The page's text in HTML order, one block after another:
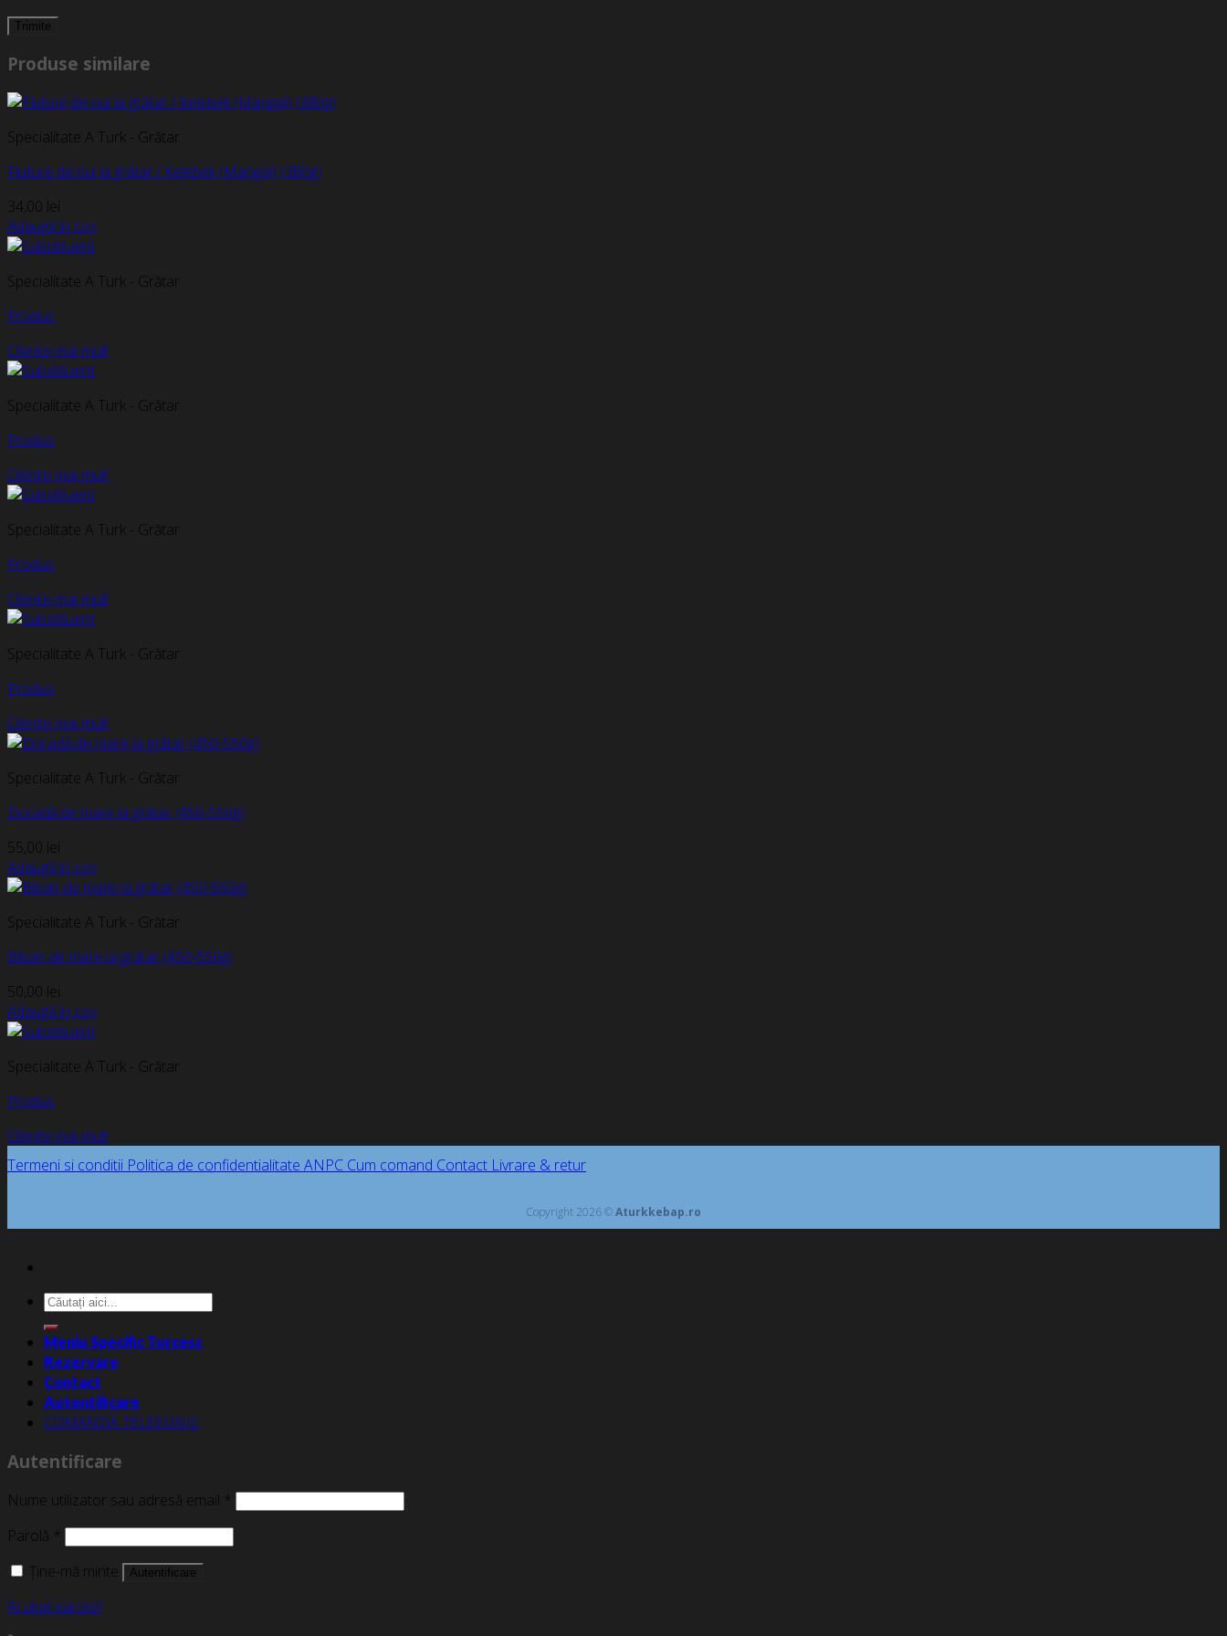
Produse similare
Specialitate A Turk - Grătar
Fluture de pui la grătar / Kelebek (Mangal) (380g)
34,00 lei
Adaugă în coș
Specialitate A Turk - Grătar
Produs
Citește mai mult
Specialitate A Turk - Grătar
Produs
Citește mai mult
Specialitate A Turk - Grătar
Produs
Citește mai mult
Specialitate A Turk - Grătar
Produs
Citește mai mult
Specialitate A Turk - Grătar
Doradă de mare la grătar (450-550g)
55,00 lei
Adaugă în coș
Specialitate A Turk - Grătar
Biban de mare la grătar (450-550g)
50,00 lei
Adaugă în coș
Specialitate A Turk - Grătar
Produs
Citește mai mult
Termeni si conditii Politica de confidentialitate ANPC Cum comand Contact Livrare & retur
Copyright 2026 ©Aturkkebap.ro
Caută
după:
Meniu Specific Turcesc
Rezervare
Contact
Autentificare
COMANDĂ TELEFONIC
Autentificare
Nume utilizator sau adresă email *
Parolă *
Ține-mă minte
Autentificare
Ai uitat parola?